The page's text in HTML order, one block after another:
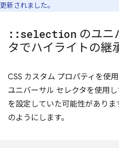
更新されました。
::selection のユニ
タでハイライトの継
CSS カスタム プロパティを使
ユニバーサル セレクタを使用
を設定していた可能性がありま
のようにします。